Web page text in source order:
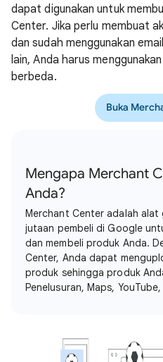
dapat digunakan untuk
Center. Jika perlu membuat
dan sudah menggunakan
lain, Anda harus
berbeda.
Buka
Mengapa Merchant
Anda?
Merchant Center adalah alat
jutaan pembeli di Google
dan membeli produk Anda.
Center, Anda dapat
produk sehingga produk
Penelusuran, Maps,